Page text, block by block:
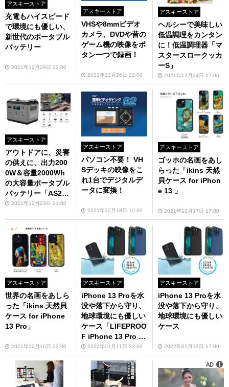
アスキーストア
充電もハイスピード
で環境にも優しい、
新世代のポータブル
バッテリー
2021年12月29日 12:00
アスキーストア
VHSや8mmビデオ
カメラ、DVDや昔の
ゲーム機の映像をボ
タン一つで録画！
2021年12月26日 22:00
アスキーストア
ヘルシーで美味しい
低温調理をカンタン
に！低温調理器「マ
スタースロークッカ
ーS」
2021年12月24日 17:00
アスキーストア
アウトドアに、災害
の供えに、出力200
0W＆容量2000Wh
の大容量ポータブル
バッテリー「AS2K-
JP」
2021年12月23日 21:00
アスキーストア
パソコン不要！ VH
Sデッキの映像をこ
れ1台でデジタルデ
ータに変換！
2021年12月18日 10:00
アスキーストア
ゴッホの名画をあし
らった「ikins 天然
貝ケース for iPhon
e 13 」
2021年12月17日 17:00
アスキーストア
世界の名画をあしら
った「ikins 天然貝
ケース for iPhone
13 Pro」
2021年12月16日 22:00
アスキーストア
iPhone 13 Proを水
没や落下から守り、
地球環境にも優しい
ケース「LIFEPROO
F iPhone 13 Pro F
RE」
2022年01月11日 22:00
アスキーストア
iPhone 13 Proを水
没や落下から守り、
地球環境にも優しい
ケース
2022年01月12日 17:00
AD